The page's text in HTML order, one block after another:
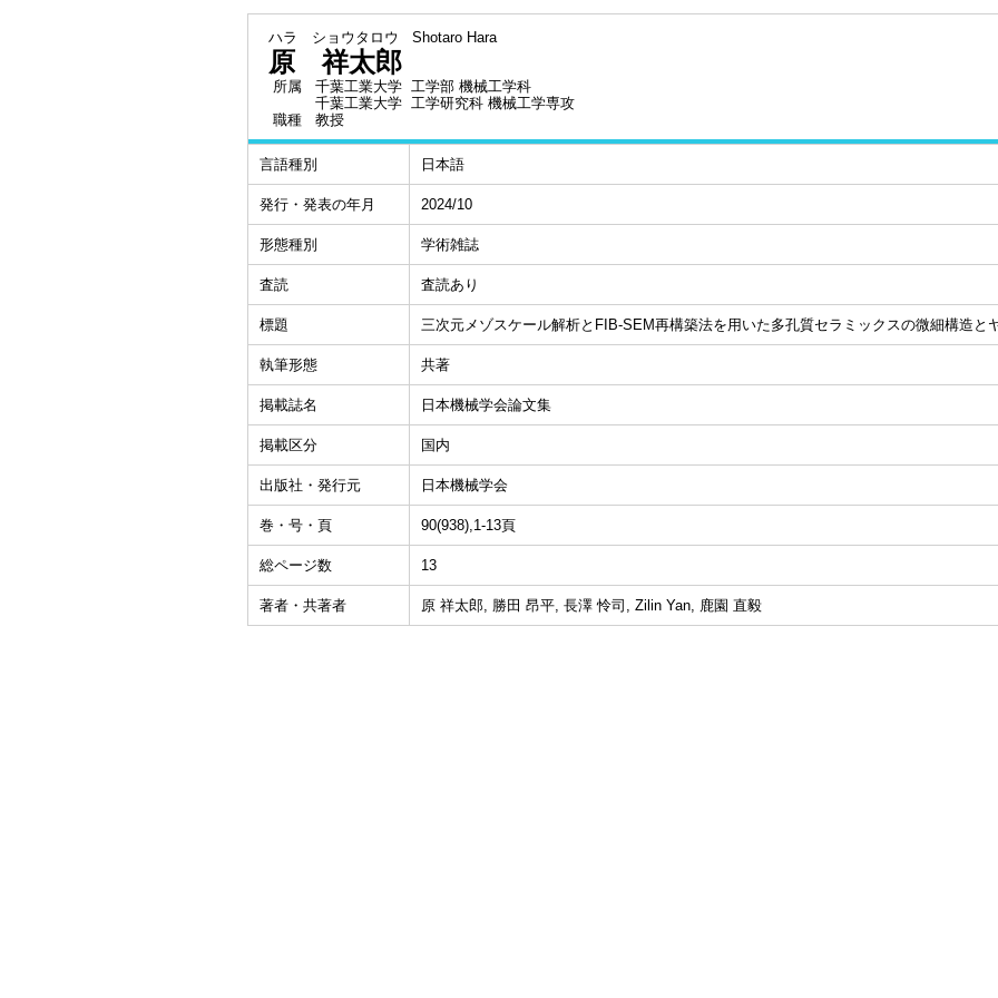
ハラ ショウタロウ Shotaro Hara
原 祥太郎
所属
千葉工業大学 工学部 機械工学科
千葉工業大学 工学研究科 機械工学専攻
職種
教授
言語種別 日本語
発行・発表の年月 2024/10
形態種別 学術雑誌
査読 査読あり
標題 三次元メゾスケール解析とFIB-SEM再構築法を用いた多孔質セラミックスの微細構造と
執筆形態 共著
掲載誌名 日本機械学会論文集
掲載区分 国内
出版社・発行元 日本機械学会
巻・号・頁 90(938),1-13頁
総ページ数 13
著者・共著者 原 祥太郎, 勝田 昂平, 長澤 怜司, Zilin Yan, 鹿園 直毅